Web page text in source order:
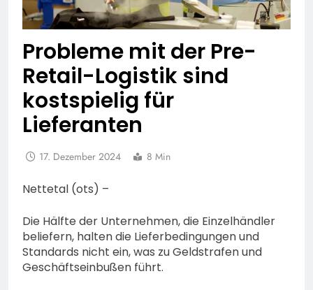
Probleme mit der Pre-
Retail-Logistik sind
kostspielig für
Lieferanten
17. Dezember 2024 8 Min
Nettetal (ots) –
Die Hälfte der Unternehmen, die Einzelhändler
beliefern, halten die Lieferbedingungen und
Standards nicht ein, was zu Geldstrafen und
Geschäftseinbußen führt.